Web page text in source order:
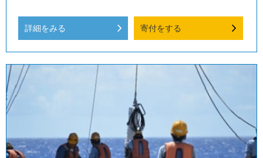
詳細をみる 寄付をする